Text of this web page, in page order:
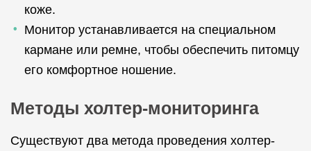
коже.
Монитор устанавливается на специальном
кармане или ремне, чтобы обеспечить питомцу
его комфортное ношение.
Методы холтер-мониторинга
Существуют два метода проведения холтер-